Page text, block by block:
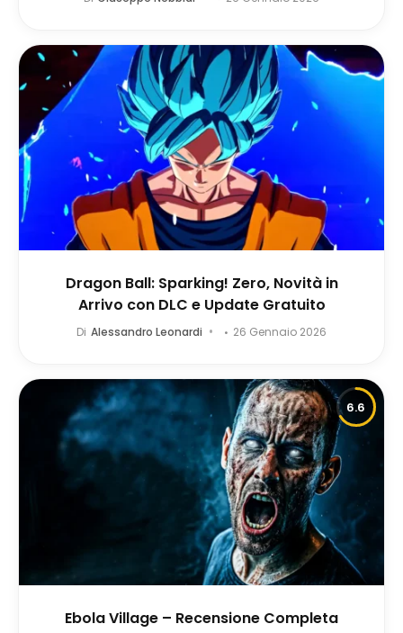
Dragon Ball: Sparking! Zero, Novità in
Arrivo con DLC e Update Gratuito
Di Alessandro Leonardi 26 Gennaio 2026
6.6
Ebola Village – Recensione Completa